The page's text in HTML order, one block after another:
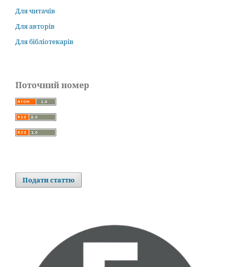
Для читачів
Для авторів
Для бібліотекарів
Поточний номер
Подати статтю